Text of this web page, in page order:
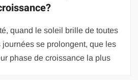
quand le soleil brille de toutes
journées se prolongent, que les
phase de croissance la plus